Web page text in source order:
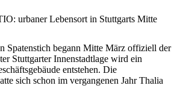
urbaner Lebensort in Stuttgarts Mitte
Spatenstich begann Mitte März offiziell der
Stuttgarter Innenstadtlage wird ein
entstehen. Die
sich schon im vergangenen Jahr Thalia